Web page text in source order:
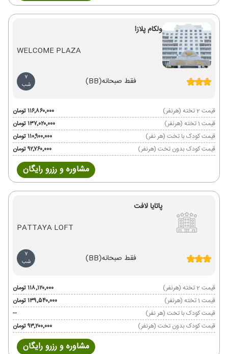
ولکام پلازا
WELCOME PLAZA
فقط صبحانه(BB)
7
شب
قیمت 2 تخته (هرنفر)
۱۱۶٬۸۶۰٬۰۰۰ تومان
قیمت 1 تخته (هرنفر)
۱۳۷٬۰۲۰٬۰۰۰ تومان
قیمت کودک با تخت (هر نفر)
۱۱۰٬۹۰۰٬۰۰۰ تومان
قیمت کودک بدون تخت (هرنفر)
۹۲٬۷۶۰٬۰۰۰ تومان
مشاوره و رزرو رایگان
پاتایا لافت
PATTAYA LOFT
فقط صبحانه(BB)
7
شب
قیمت 2 تخته (هرنفر)
۱۱۸٬۱۲۰٬۰۰۰ تومان
قیمت 1 تخته (هرنفر)
۱۳۹٬۵۴۰٬۰۰۰ تومان
قیمت کودک با تخت (هر نفر)
--
قیمت کودک بدون تخت (هرنفر)
۹۳٬۲۰۰٬۰۰۰ تومان
مشاوره و رزرو رایگان